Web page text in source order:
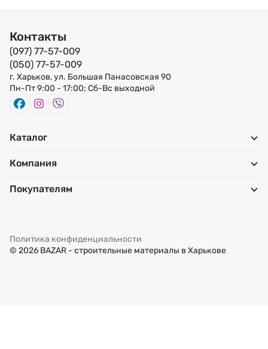
Контакты
(097) 77-57-009
(050) 77-57-009
г. Харьков, ул. Большая Панасовская 90
Пн-Пт 9:00 - 17:00; Сб-Вс выходной
Каталог
Компания
Покупателям
© 2026 BAZAR - строительные материалы в Харькове
Политика конфиденциальности